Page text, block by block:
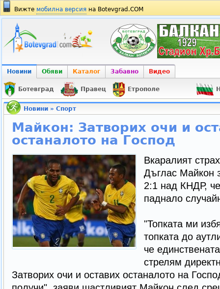
Вижте мобилна версия на Botevgrad.COM
Новини Обяви Каталог Забавно Видео
Ботевград Правец Етрополе
Новини» Спорт
Майкон: Затворих очи и
останалото на Господ
Вкаралият
Дъглас Майкон
2:1 над КНДР,
паднало
"Топката ми
топката до
че
стрелям
Затворих очи и оставих останалото на